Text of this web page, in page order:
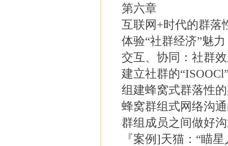
第六章
互联网+时代的群落
体验“社群经济”魅
交互、协同：社群
建立社群的
组建蜂窝式群落性
蜂窝群组式网络沟
群组成员之间做好
『案例]天猫：“瞄